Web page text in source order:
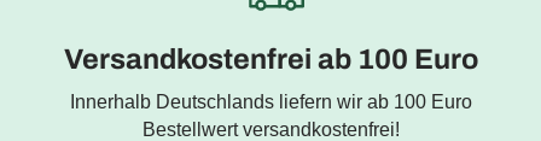
Versandkostenfrei ab 100 Euro
Innerhalb Deutschlands liefern wir ab 100 Euro
Bestellwert versandkostenfrei!